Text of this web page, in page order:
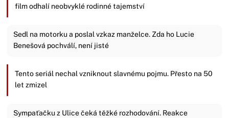
film odhalí neobvyklé rodinné tajemství
Sedl na motorku a poslal vzkaz manželce. Zda ho Lucie
Benešová pochválí, není jisté
Tento seriál nechal vzniknout slavnému pojmu. Přesto na 50
let zmizel
Sympaťačku z Ulice čeká těžké rozhodování. Reakce